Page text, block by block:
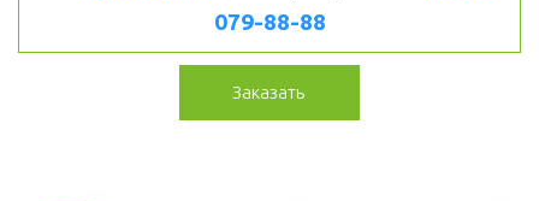
079-88-88
Заказать